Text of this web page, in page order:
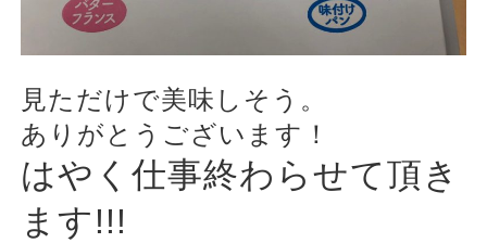
見ただけで美味しそう。
ありがとうございます！
はやく仕事終わらせて頂き
ます!!!